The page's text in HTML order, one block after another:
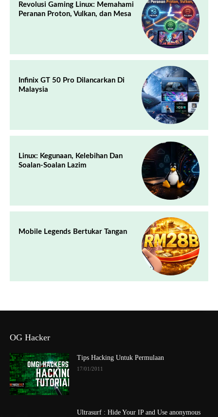
Revolusi Gaming Linux: Memahami
Peranan Proton, Vulkan, dan Mesa
Infinix GT 50 Pro Dilancarkan Di
Malaysia
Linux: Kegunaan, Kelebihan Dan
Soalan-Soalan Lazim
Mobile Legends Bertukar Tangan
OG Hacker
Tips Hacking Untuk Permulaan
17/01/2011
Ultrasurf : Hide Your IP and Use anonymous